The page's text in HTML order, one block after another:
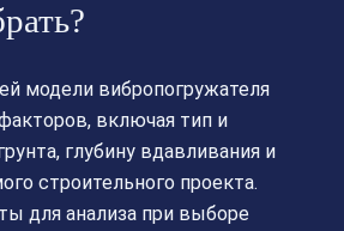
модели вибропогружателя
включая тип и
глубину вдавливания и
строительного проекта.
для анализа при выборе